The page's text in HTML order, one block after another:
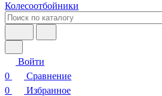
Колесоотбойники
Войти
0
Сравнение
0
Избранное